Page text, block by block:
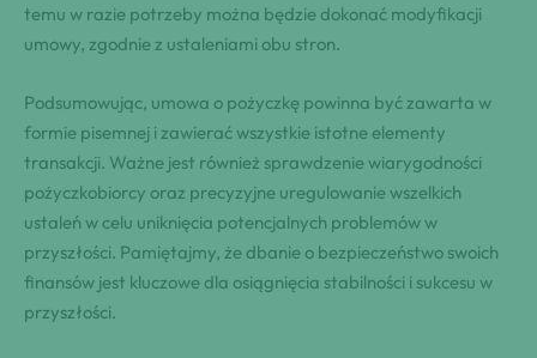
temu w razie potrzeby można będzie dokonać modyfikacji
umowy, zgodnie z ustaleniami obu stron.
Podsumowując, umowa o pożyczkę powinna być zawarta w
formie pisemnej i zawierać wszystkie istotne elementy
transakcji. Ważne jest również sprawdzenie wiarygodności
pożyczkobiorcy oraz precyzyjne uregulowanie wszelkich
ustaleń w celu uniknięcia potencjalnych problemów w
przyszłości. Pamiętajmy, że dbanie o bezpieczeństwo swoich
finansów jest kluczowe dla osiągnięcia stabilności i sukcesu w
przyszłości.